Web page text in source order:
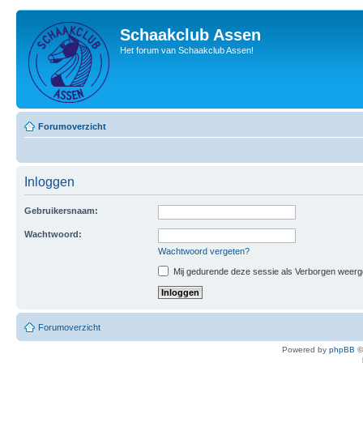
Schaakclub Assen
Het forum van Schaakclub Assen!
Forumoverzicht
Inloggen
Gebruikersnaam:
Wachtwoord:
Wachtwoord vergeten?
Mij gedurende deze sessie als Verborgen
Forumoverzicht
Powered by phpBB